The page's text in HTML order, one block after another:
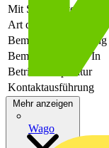
Wago
Mit Schutzleiter
Art der Verbindung
Bemessungsspannung
Bemessungsstrom In
Betriebstemperatur
Kontaktausführung
Mehr anzeigen